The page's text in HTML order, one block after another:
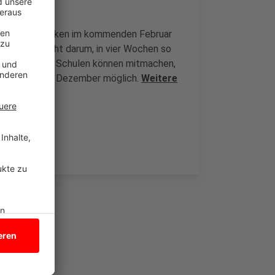
Drittel.
Kreis Borken im kommenden Februar
Es geht darum, in vier Wochen so
Zehn Schulen können mitmachen,
zum 21. Dezember möglich. Weitere